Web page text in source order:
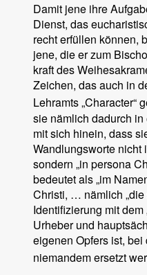
Damit jene ihre
Dienst, das
recht erfüllen können,
jene, die er zum
kraft des
Zeichen, das auch in
Lehramts „Character“
sie nämlich dadurch
mit sich hinein, dass
Wandlungsworte nicht
sondern „in persona
bedeutet als „im
Christi, … nämlich
Identifizierung mit
Urheber und
eigenen Opfers ist,
niemandem ersetzt